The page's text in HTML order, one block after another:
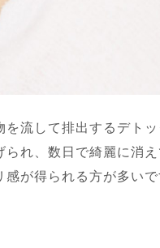
流して排出するデト
れ、数日で綺麗に消
が得られる方が多いで